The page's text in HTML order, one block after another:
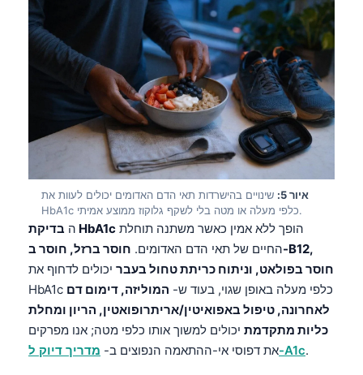
איור 5:
שינויים בהישרדות תאי הדם האדומים יכולים לעוות את
HbA1c כלפי מעלה או מטה בלי לשקף גלוקוז ממוצע אמיתי.
ה בדיקת HbA1c
החיים של תאי הדם האדומים. חוסר ברזל, חוסר ב-B12,
חוסר בפולאט, וניתוח כריתת טחול בעבר יכולים לדחוף את
HbA1c כלפי מעלה באופן שגוי, בעוד ש- המוליזה, דימום דם
לאחרונה, טיפול באפואיטין/אריתרופואטין, הריון ומחלת
כליות מתקדמת יכולים למשוך אותו כלפי מטה; אנו מפרקים
את דפוסי אי-ההתאמה הנפוצים ב-מדריך דיוק ל-A1c.